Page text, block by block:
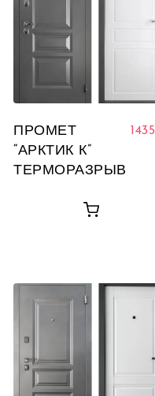
ПРОМЕТ
“АРКТИК К”
ТЕРМОРАЗРЫВ
1435